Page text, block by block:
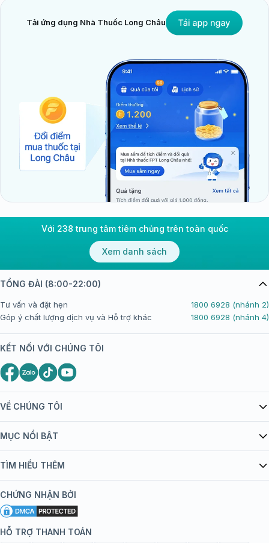
Tải ứng dụng Nhà Thuốc Long Châu
Với 238 trung tâm tiêm chủng trên toàn quốc
Xem danh sách
VỀ CHÚNG TÔI
Giới thiệu Tiêm Chủng FPT Long Châu
bán hàng
Chính sách nội dung
Chính sách bảo mật
Chính sách bảo mật dữ liệu cá nhân
MỤC NỔI BẬT
Danh mục vắc xin
Đội ngũ bác sĩ, chuyên gia
Hệ thống trung tâm tiêm chủng
TÌM HIỂU THÊM
Khuyến mãi
Tôi nên tiêm gì?
Tiêm chủng đi nước ngoài
CHỨNG NHẬN BỞI
HỖ TRỢ THANH TOÁN
TỔNG ĐÀI (8:00-22:00)
Tư vấn và đặt hẹn
1800 6928 (nhánh 2)
Góp ý chất lượng dịch vụ và Hỗ trợ khác
1800 6928 (nhánh 4)
KẾT NỐI VỚI CHÚNG TÔI